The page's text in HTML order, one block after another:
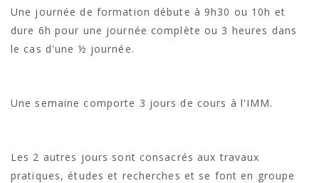
Une journée de formation débute à 9h30 ou 10h et
dure 6h pour une journée complète ou 3 heures dans
le cas d'une ½ journée.
Une semaine comporte 3 jours de cours à l'IMM.
Les 2 autres jours sont consacrés aux travaux
pratiques, études et recherches et se font en groupe